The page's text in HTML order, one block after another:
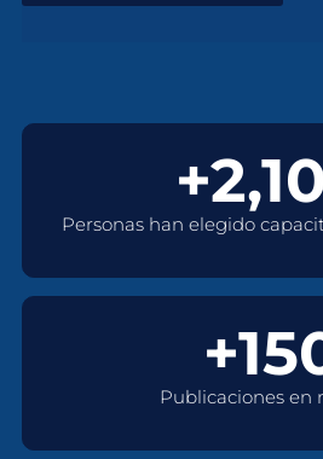
Personas han elegido
Publicaciones en